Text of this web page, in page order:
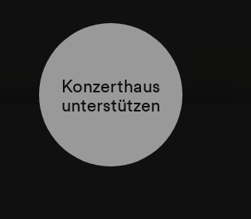
Konzerthaus
unterstützen